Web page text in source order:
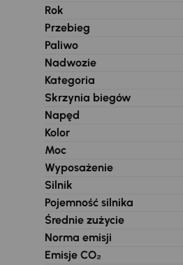
Rok
Przebieg
Paliwo
Nadwozie
Kategoria
Skrzynia biegów
Napęd
Kolor
Moc
Wyposażenie
Silnik
Pojemność silnika
Średnie zużycie
Norma emisji
Emisje CO₂